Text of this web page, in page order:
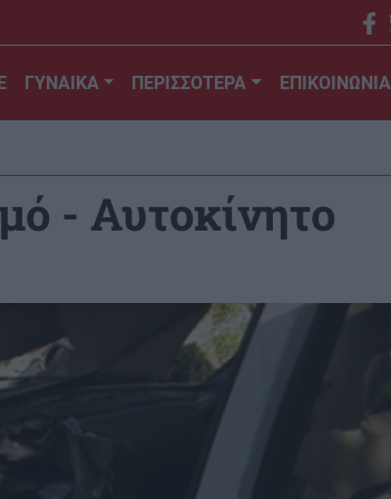
ΓΥΝΑΙΚΑ ΠΕΡΙΣΣΟΤΕΡΑ ΕΠΙΚΟΙΝΩΝΙΑ
- Αυτοκίνητο